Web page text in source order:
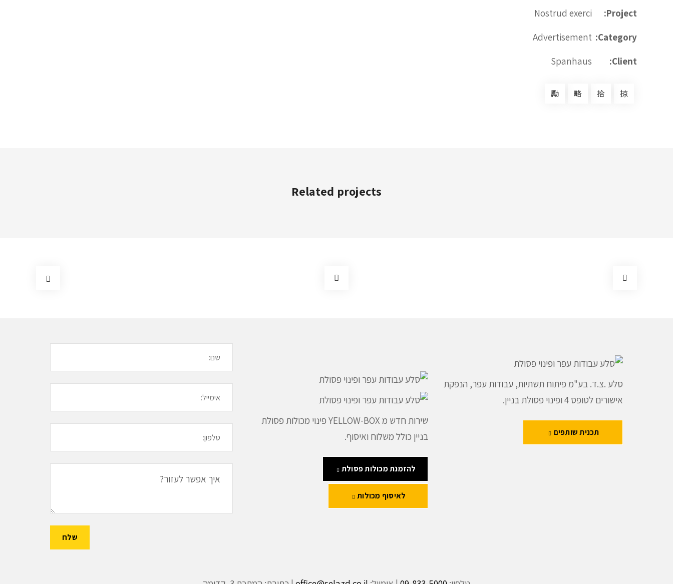
Project:
Nostrud exerci
Category:
Advertisement
Client:
Spanhaus
Related projects
שירות חדש מ YELLOW-BOX פינוי מכולות פסולת
בניין כולל משלוח ואיסוף.
להזמנת מכולות פסולת
לאיסוף מכולות
סלע .צ.ד. בע"מ פיתוח תשתיות, עבודות עפר, הנפקת
אישורים לטופס 4 ופינוי פסולת בניין.
תכנית שותפים